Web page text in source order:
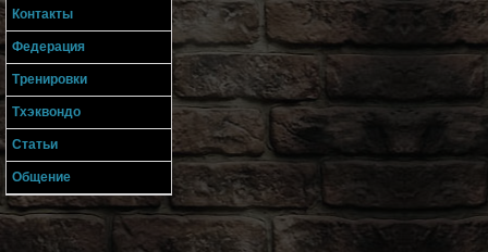
Контакты
Федерация
Тренировки
Тхэквондо
Статьи
Общение